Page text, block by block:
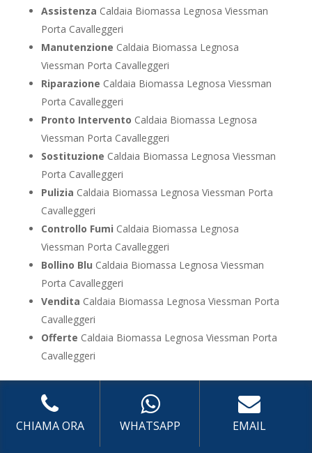
Assistenza Caldaia Biomassa Legnosa Viessman
Porta Cavalleggeri
Manutenzione Caldaia Biomassa Legnosa
Viessman Porta Cavalleggeri
Riparazione Caldaia Biomassa Legnosa Viessman
Porta Cavalleggeri
Pronto Intervento Caldaia Biomassa Legnosa
Viessman Porta Cavalleggeri
Sostituzione Caldaia Biomassa Legnosa Viessman
Porta Cavalleggeri
Pulizia Caldaia Biomassa Legnosa Viessman Porta
Cavalleggeri
Controllo Fumi Caldaia Biomassa Legnosa
Viessman Porta Cavalleggeri
Bollino Blu Caldaia Biomassa Legnosa Viessman
Porta Cavalleggeri
Vendita Caldaia Biomassa Legnosa Viessman Porta
Cavalleggeri
Offerte Caldaia Biomassa Legnosa Viessman Porta
Cavalleggeri
UTILIZZA IL FORM PER RICHIEDERE ASSISTENZA PER
LA TUA CALDAIA
Assistenza Caldaia Zeolite
CHIAMA ORA WHATSAPP EMAIL